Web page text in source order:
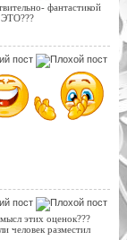
фантастикой
ЭТО???
этих оценок???
человек разместил